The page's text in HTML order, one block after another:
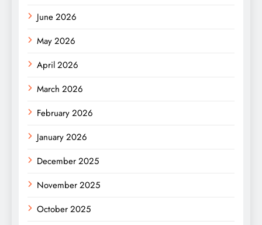
June 2026
May 2026
April 2026
March 2026
February 2026
January 2026
December 2025
November 2025
October 2025